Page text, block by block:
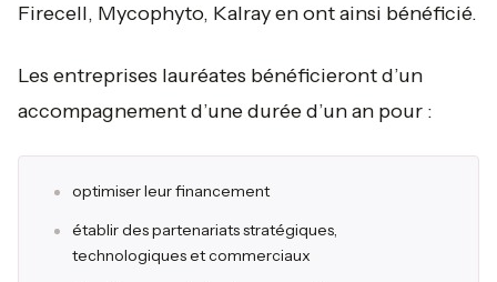
Firecell, Mycophyto, Kalray en ont ainsi bénéficié.
Les entreprises lauréates bénéficieront d’un
accompagnement d’une durée d’un an pour :
optimiser leur financement
établir des partenariats stratégiques,
technologiques et commerciaux